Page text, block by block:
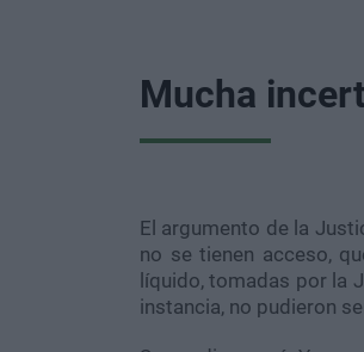
Mucha
El argumento de la
no se tienen acceso,
líquido, tomadas por la
instancia, no pudieron